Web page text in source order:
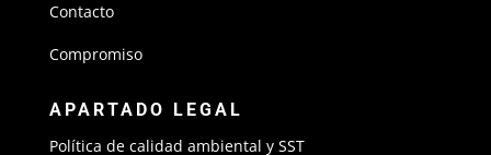
Contacto
Compromiso
APARTADO LEGAL
Política de calidad ambiental y SST